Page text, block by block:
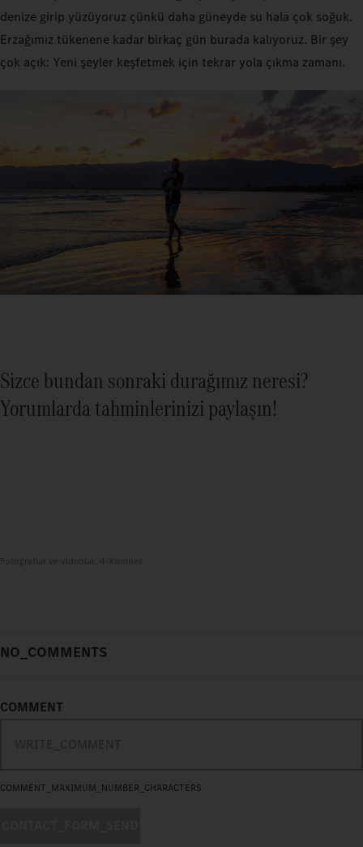
denize girip yüzüyoruz çünkü daha güneyde su hala çok soğuk.
Erzağımız tükenene kadar birkaç gün burada kalıyoruz. Bir şey
çok açık: Yeni şeyler keşfetmek için tekrar yola çıkma zamanı.
Sizce bundan sonraki durağımız neresi?
Yorumlarda tahminlerinizi paylaşın!
NO_COMMENTS
COMMENT
COMMENT_MAXIMUM_NUMBER_CHARACTERS